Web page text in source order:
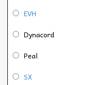
EVH
Dynacord
Peal
SX